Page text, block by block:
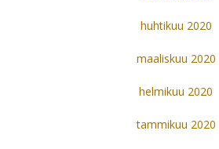
huhtikuu 2020
maaliskuu 2020
helmikuu 2020
tammikuu 2020